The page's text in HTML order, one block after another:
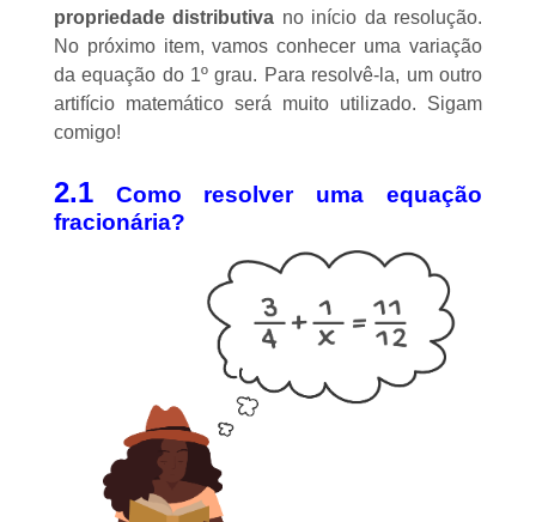
propriedade distributiva no início da resolução.
No próximo item, vamos conhecer uma variação
da equação do 1º grau. Para resolvê-la, um outro
artifício matemático será muito utilizado. Sigam
comigo!
2.1Como resolver uma equação
fracionária?